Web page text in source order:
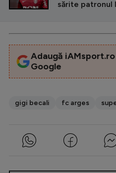
sărite patronul
Adaugă
Google
gigi becali fc arges